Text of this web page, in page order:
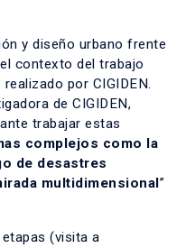
y diseño urbano frente
contexto del trabajo
por CIGIDEN.
de CIGIDEN,
trabajar estas
complejos como la
de desastres
multidimensional”
(visita a